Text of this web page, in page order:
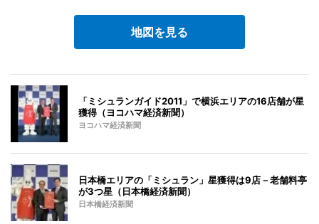
地図を見る
「ミシュランガイド2011」で横浜エリアの16店舗が星
獲得（ヨコハマ経済新聞）
ヨコハマ経済新聞
日本橋エリアの「ミシュラン」星獲得は9店－老舗料亭
が3つ星（日本橋経済新聞）
日本橋経済新聞